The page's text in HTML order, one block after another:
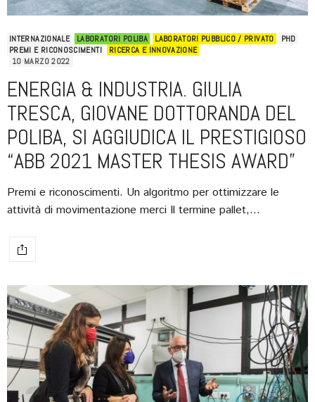
INTERNAZIONALE LABORATORI POLIBA LABORATORI PUBBLICO / PRIVATO
PHD
PREMI E RICONOSCIMENTI
RICERCA E INNOVAZIONE
10 MARZO 2022
ENERGIA & INDUSTRIA. GIULIA
TRESCA, GIOVANE DOTTORANDA DEL
POLIBA, SI AGGIUDICA IL PRESTIGIOSO
“ABB 2021 MASTER THESIS AWARD”
Premi e riconoscimenti. Un algoritmo per ottimizzare le
attività di movimentazione merci Il termine pallet,…